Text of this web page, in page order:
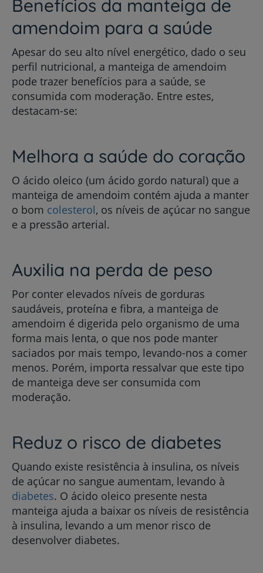
Benefícios da manteiga de
amendoim para a saúde
Apesar do seu alto nível energético, dado o seu
perfil nutricional, a manteiga de amendoim
pode trazer benefícios para a saúde, se
consumida com moderação. Entre estes,
destacam-se:
Melhora a saúde do coração
O ácido oleico (um ácido gordo natural) que a
manteiga de amendoim contém ajuda a manter
o bom colesterol, os níveis de açúcar no sangue
e a pressão arterial.
Auxilia na perda de peso
Por conter elevados níveis de gorduras
saudáveis, proteína e fibra, a manteiga de
amendoim é digerida pelo organismo de uma
forma mais lenta, o que nos pode manter
saciados por mais tempo, levando-nos a comer
menos. Porém, importa ressalvar que este tipo
de manteiga deve ser consumida com
moderação.
Reduz o risco de diabetes
Quando existe resistência à insulina, os níveis
de açúcar no sangue aumentam, levando à
diabetes. O ácido oleico presente nesta
manteiga ajuda a baixar os níveis de resistência
à insulina, levando a um menor risco de
desenvolver diabetes.